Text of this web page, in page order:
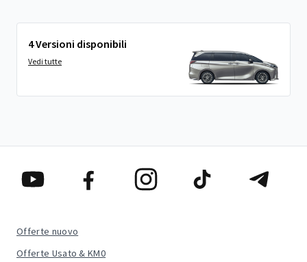
4 Versioni disponibili
Vedi tutte
Offerte nuovo
Offerte Usato & KM0